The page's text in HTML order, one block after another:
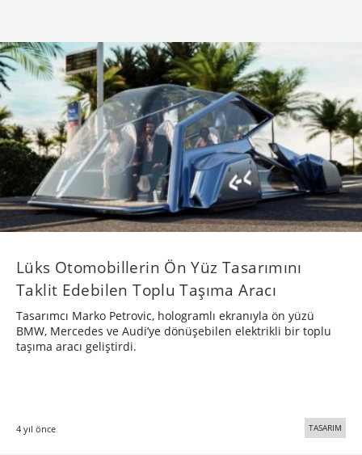
Lüks Otomobillerin Ön Yüz Tasarımını
Taklit Edebilen Toplu Taşıma Aracı
Tasarımcı Marko Petrovic, hologramlı ekranıyla ön yüzü
BMW, Mercedes ve Audi’ye dönüşebilen elektrikli bir toplu
taşıma aracı geliştirdi.
4 yıl önce TASARIM